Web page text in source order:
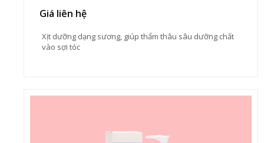
Giá liên hệ
Xịt dưỡng dạng sương, giúp thẩm thâu sâu dưỡng chất
vào sợi tóc